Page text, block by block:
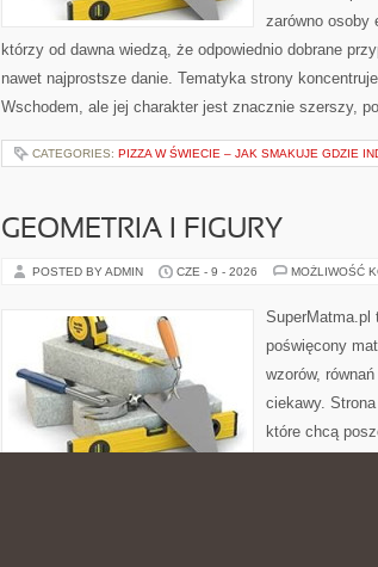
zarówno osoby
którzy od dawna wiedzą, że odpowiednio dobrane
nawet najprostsze danie. Tematyka strony
Wschodem, ale jej charakter jest znacznie szerszy,
CATEGORIES: PIZZA W ŚWIECIE – JAK SMAKUJE GDZIE
GEOMETRIA I FIGURY
POSTED BY ADMIN CZE - 9 - 2026 MOŻLIWOŚĆ
SuperMatma.pl
poświęcony
wzorów,
ciekawy.
które chcą